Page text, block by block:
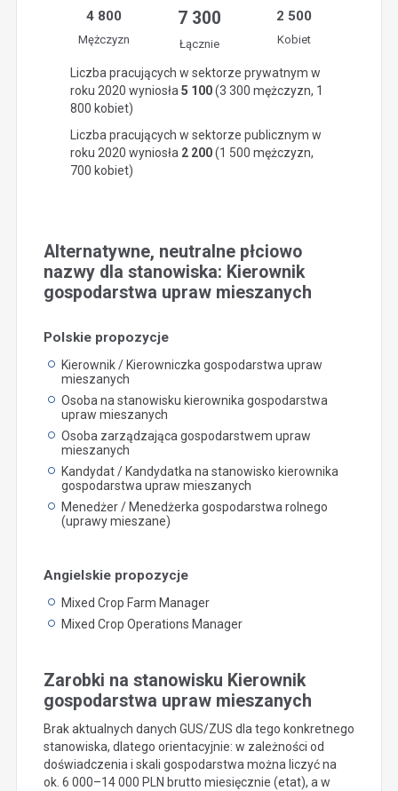
4 800
Mężczyzn
7 300
Łącznie
2 500
Kobiet
Liczba pracujących w sektorze prywatnym w
roku 2020 wyniosła 5 100(3 300 mężczyzn, 1
800 kobiet)
Liczba pracujących w sektorze publicznym w
roku 2020 wyniosła 2 200(1 500 mężczyzn,
700 kobiet)
Alternatywne, neutralne płciowo
nazwy dla stanowiska: Kierownik
gospodarstwa upraw mieszanych
Polskie propozycje
Kierownik / Kierowniczka gospodarstwa upraw
mieszanych
Osoba na stanowisku kierownika gospodarstwa
upraw mieszanych
Osoba zarządzająca gospodarstwem upraw
mieszanych
Kandydat / Kandydatka na stanowisko kierownika
gospodarstwa upraw mieszanych
Menedżer / Menedżerka gospodarstwa rolnego
(uprawy mieszane)
Angielskie propozycje
Mixed Crop Farm Manager
Mixed Crop Operations Manager
Zarobki na stanowisku Kierownik
gospodarstwa upraw mieszanych
Brak aktualnych danych GUS/ZUS dla tego konkretnego
stanowiska, dlatego orientacyjnie: w zależności od
doświadczenia i skali gospodarstwa można liczyć na
ok. 6 000–14 000 PLN brutto miesięcznie (etat), a w